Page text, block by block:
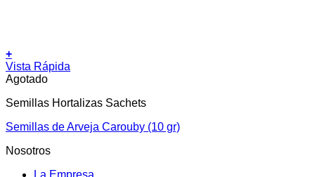
+
Vista Rápida
Agotado
Semillas Hortalizas Sachets
Semillas de Arveja Carouby (10 gr)
Nosotros
La Empresa